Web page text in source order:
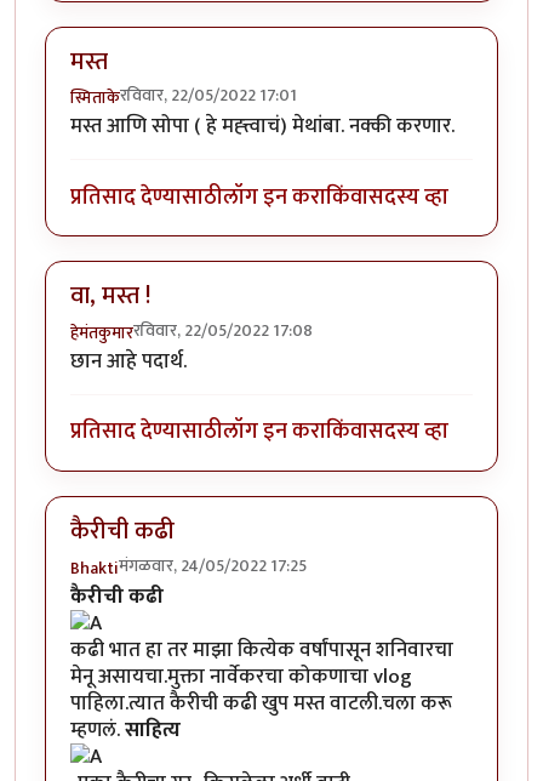
मस्त
स्मिताकेरविवार, 22/05/2022 17:01
मस्त आणि सोपा ( हे मह्त्त्वाचं) मेथांबा. नक्की करणार.
प्रतिसाद देण्यासाठीलॉग इन कराकिंवासदस्य व्हा
वा, मस्त !
हेमंतकुमाररविवार, 22/05/2022 17:08
छान आहे पदार्थ.
प्रतिसाद देण्यासाठीलॉग इन कराकिंवासदस्य व्हा
कैरीची कढी
Bhaktiमंगळवार, 24/05/2022 17:25
कैरीची कढी
कढी भात हा तर माझा कित्येक वर्षांपासून शनिवारचा
मेनू असायचा.मुक्ता नार्वेकर​चा कोकणाचा vlog
पाहिला.त्यात कैरीची कढी खुप मस्त वाटली.चला करू
म्हणलं.साहित्य